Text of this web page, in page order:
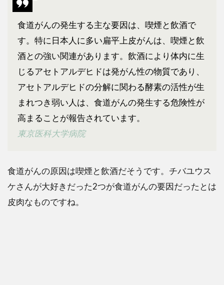
食道がんの発生する主な要因は、喫煙と飲酒で
す。特に日本人に多い扁平上皮がんは、喫煙と飲
酒との強い関連があります。飲酒により体内に生
じるアセトアルデヒドは発がん性の物質であり、
アセトアルデヒドの分解に関わる酵素の活性が生
まれつき弱い人は、食道がんの発生する危険性が
高まることが報告されています。
東京医科大学病院
食道がんの原因は喫煙と飲酒だそうです。チバユウス
ケさんが大好きだった2つが食道がんの要因だったとは
皮肉なものですね。